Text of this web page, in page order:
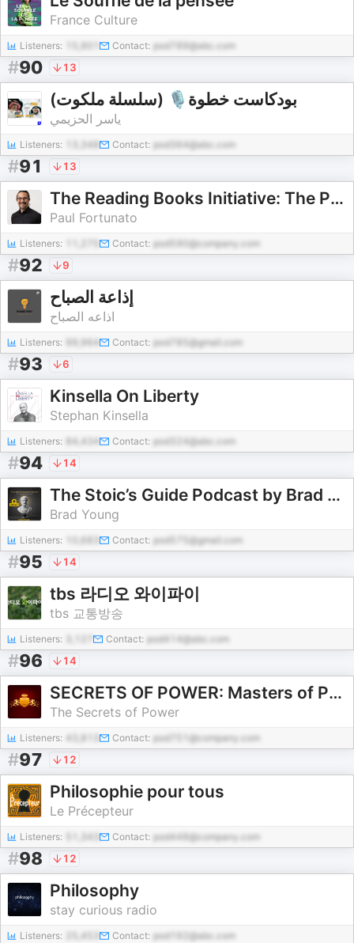
France Culture
Listeners: Contact: pod789@abc.com
#90 13
(سلسلة ملكوت) 🎙بودكاست خطوة
ياسر الحزيمي
Listeners: 13,348 Contact: pod364@abc.com
#91 13
The Reading Books Initiative: The Paper Books Cure
Paul Fortunato
Listeners: Contact: pod590@company.com
#92 9
إذاعة الصباح
اذاعه الصباح
Listeners: 99,964 Contact: pod785@gmail.com
#93 6
Kinsella On Liberty
Stephan Kinsella
Listeners: 84,434 Contact: pod324@abc.com
#94 14
The Stoic’s Guide Podcast by Brad Young
Brad Young
Listeners: Contact: pod575@gmail.com
#95 14
tbs 라디오 와이파이
tbs 교통방송
Listeners: Contact: pod414@abc.com
#96 14
SECRETS OF POWER: Masters of Politics, Strategy & War
The Secrets of Power
Listeners: Contact: pod751@company.com
#97 12
Philosophie pour tous
Le Précepteur
Listeners: 51,343 Contact: pod448@company.com
#98 12
Philosophy
stay curious radio
Listeners: 25,453 Contact: pod192@abc.com